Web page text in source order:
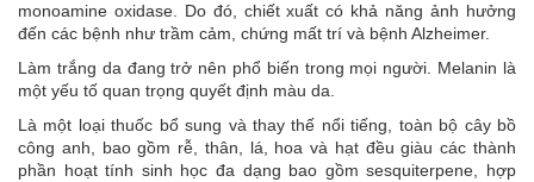
monoamine oxidase. Do đó, chiết xuất có khả năng ảnh hưởng
đến các bệnh như trầm cảm, chứng mất trí và bệnh Alzheimer.
Làm trắng da đang trở nên phổ biến trong mọi người. Melanin là
một yếu tố quan trọng quyết định màu da.
Là một loại thuốc bổ sung và thay thế nổi tiếng, toàn bộ cây bồ
công anh, bao gồm rễ, thân, lá, hoa và hạt đều giàu các thành
phần hoạt tính sinh học đa dạng bao gồm sesquiterpene, hợp